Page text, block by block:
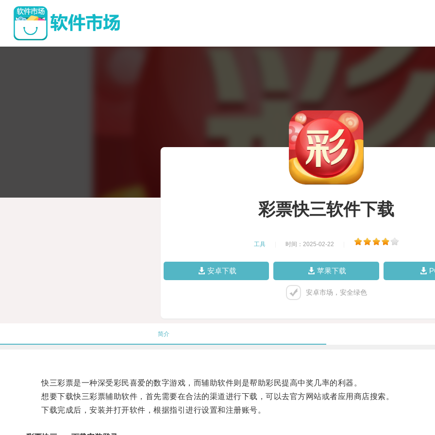
彩票快三软件下载
工具 时间：2025-02-22
安卓下载 苹果下载
安卓市场，安全绿色
简介
快三彩票是一种深受彩民喜爱的数字游戏，而辅助软件则是帮助彩民提高中奖几率的利器。
想要下载快三彩票辅助软件，首先需要在合法的渠道进行下载，可以去官方网站或者应用商店搜索。
下载完成后，安装并打开软件，根据指引进行设置和注册账号。